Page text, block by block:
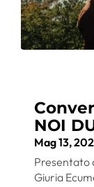
NOI
Mag 13,
Presentato
Giuria